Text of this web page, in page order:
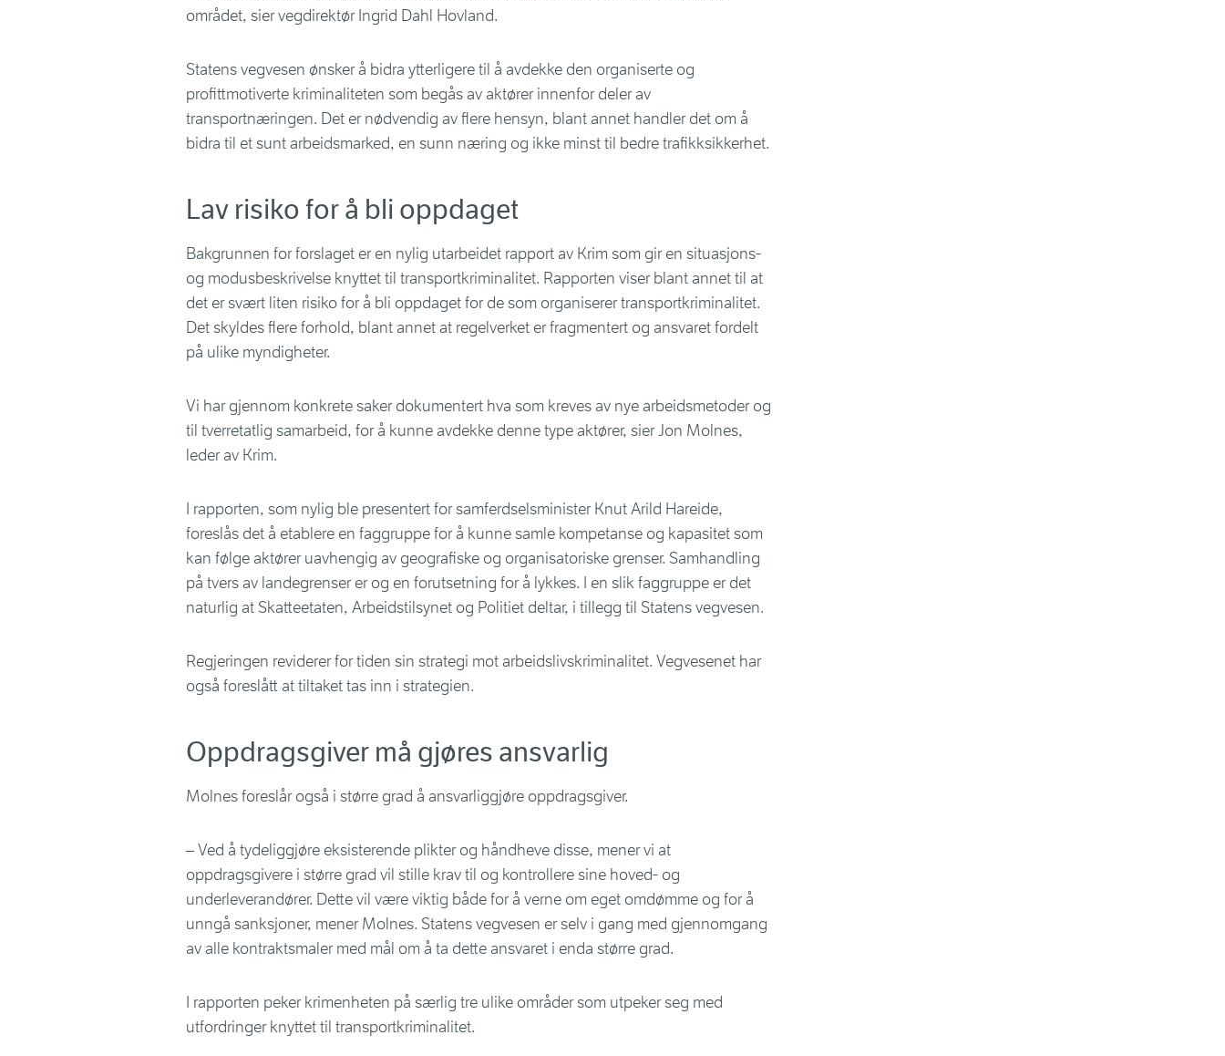
området, sier vegdirektør Ingrid Dahl Hovland.
Statens vegvesen ønsker å bidra ytterligere til å avdekke den organiserte og
profittmotiverte kriminaliteten som begås av aktører innenfor deler av
transportnæringen. Det er nødvendig av flere hensyn, blant annet handler det om å
bidra til et sunt arbeidsmarked, en sunn næring og ikke minst til bedre trafikksikkerhet.
Lav risiko for å bli oppdaget
Bakgrunnen for forslaget er en nylig utarbeidet rapport av Krim som gir en situasjons-
og modusbeskrivelse knyttet til transportkriminalitet. Rapporten viser blant annet til at
det er svært liten risiko for å bli oppdaget for de som organiserer transportkriminalitet.
Det skyldes flere forhold, blant annet at regelverket er fragmentert og ansvaret fordelt
på ulike myndigheter.
Vi har gjennom konkrete saker dokumentert hva som kreves av nye arbeidsmetoder og
til tverretatlig samarbeid, for å kunne avdekke denne type aktører, sier Jon Molnes,
leder av Krim.
I rapporten, som nylig ble presentert for samferdselsminister Knut Arild Hareide,
foreslås det å etablere en faggruppe for å kunne samle kompetanse og kapasitet som
kan følge aktører uavhengig av geografiske og organisatoriske grenser. Samhandling
på tvers av landegrenser er og en forutsetning for å lykkes. I en slik faggruppe er det
naturlig at Skatteetaten, Arbeidstilsynet og Politiet deltar, i tillegg til Statens vegvesen.
Regjeringen reviderer for tiden sin strategi mot arbeidslivskriminalitet. Vegvesenet har
også foreslått at tiltaket tas inn i strategien.
Oppdragsgiver må gjøres ansvarlig
Molnes foreslår også i større grad å ansvarliggjøre oppdragsgiver.
– Ved å tydeliggjøre eksisterende plikter og håndheve disse, mener vi at
oppdragsgivere i større grad vil stille krav til og kontrollere sine hoved- og
underleverandører. Dette vil være viktig både for å verne om eget omdømme og for å
unngå sanksjoner, mener Molnes. Statens vegvesen er selv i gang med gjennomgang
av alle kontraktsmaler med mål om å ta dette ansvaret i enda større grad.
I rapporten peker krimenheten på særlig tre ulike områder som utpeker seg med
utfordringer knyttet til transportkriminalitet.